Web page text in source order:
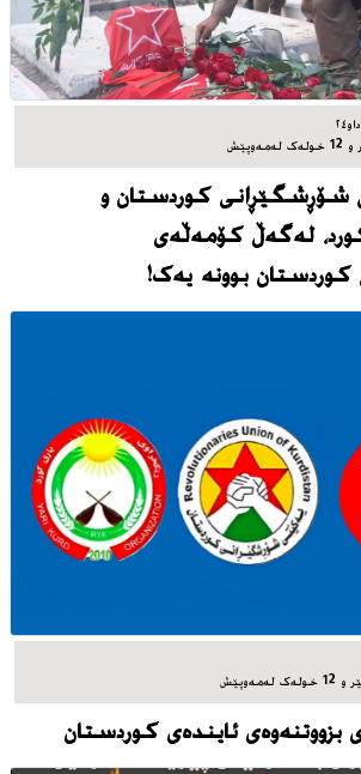
شۆڕشگێڕانی کوردستان و
له‌گه‌ڵ کۆمەڵەی
بوونه‌ یه‌ک!
ئاینده‌ی کوردستان